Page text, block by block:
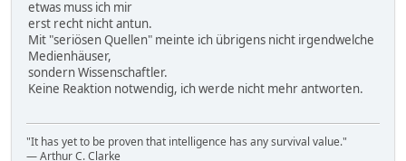
etwas muss ich mir
erst recht nicht antun.
Mit "seriösen Quellen" meinte ich übrigens nicht irgendwelche
Medienhäuser,
sondern Wissenschaftler.
Keine Reaktion notwendig, ich werde nicht mehr antworten.
"It has yet to be proven that intelligence has any survival value."
― Arthur C. Clarke